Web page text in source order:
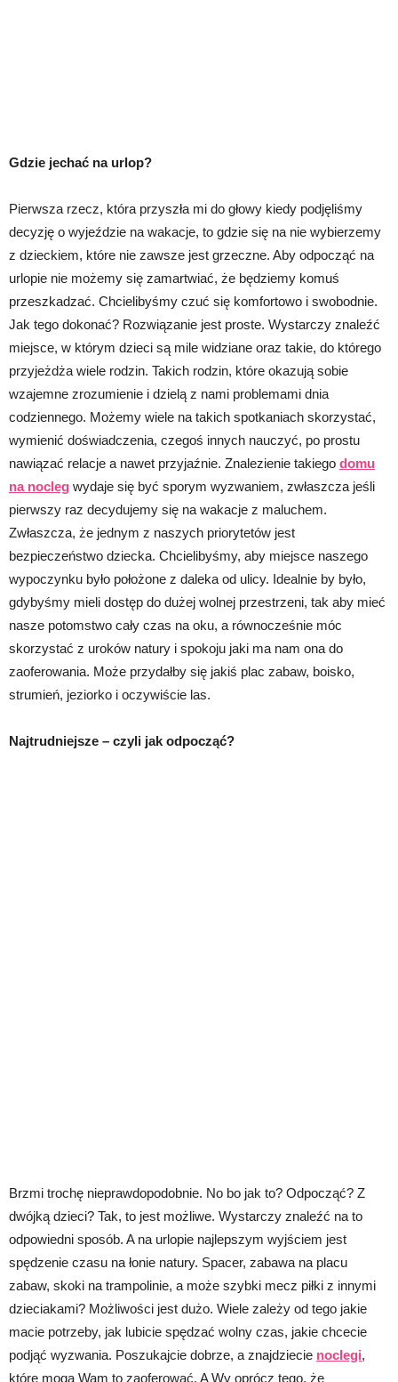
Gdzie jechać na urlop?
Pierwsza rzecz, która przyszła mi do głowy kiedy podjęliśmy
decyzję o wyjeździe na wakacje, to gdzie się na nie wybierzemy
z dzieckiem, które nie zawsze jest grzeczne. Aby odpocząć na
urlopie nie możemy się zamartwiać, że będziemy komuś
przeszkadzać. Chcielibyśmy czuć się komfortowo i swobodnie.
Jak tego dokonać? Rozwiązanie jest proste. Wystarczy znaleźć
miejsce, w którym dzieci są mile widziane oraz takie, do którego
przyjeżdża wiele rodzin. Takich rodzin, które okazują sobie
wzajemne zrozumienie i dzielą z nami problemami dnia
codziennego. Możemy wiele na takich spotkaniach skorzystać,
wymienić doświadczenia, czegoś innych nauczyć, po prostu
nawiązać relacje a nawet przyjaźnie. Znalezienie takiego domu
na nocleg wydaje się być sporym wyzwaniem, zwłaszcza jeśli
pierwszy raz decydujemy się na wakacje z maluchem.
Zwłaszcza, że jednym z naszych priorytetów jest
bezpieczeństwo dziecka. Chcielibyśmy, aby miejsce naszego
wypoczynku było położone z daleka od ulicy. Idealnie by było,
gdybyśmy mieli dostęp do dużej wolnej przestrzeni, tak aby mieć
nasze potomstwo cały czas na oku, a równocześnie móc
skorzystać z uroków natury i spokoju jaki ma nam ona do
zaoferowania. Może przydałby się jakiś plac zabaw, boisko,
strumień, jeziorko i oczywiście las.
Najtrudniejsze – czyli jak odpocząć?
Brzmi trochę nieprawdopodobnie. No bo jak to? Odpocząć? Z
dwójką dzieci? Tak, to jest możliwe. Wystarczy znaleźć na to
odpowiedni sposób. A na urlopie najlepszym wyjściem jest
spędzenie czasu na łonie natury. Spacer, zabawa na placu
zabaw, skoki na trampolinie, a może szybki mecz piłki z innymi
dzieciakami? Możliwości jest dużo. Wiele zależy od tego jakie
macie potrzeby, jak lubicie spędzać wolny czas, jakie chcecie
podjąć wyzwania. Poszukajcie dobrze, a znajdziecie noclegi,
które mogą Wam to zaoferować. A Wy oprócz tego, że